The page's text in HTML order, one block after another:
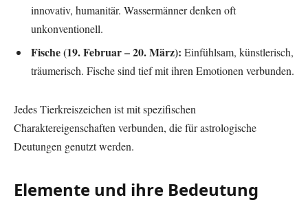
innovativ, humanitär. Wassermänner denken oft
unkonventionell.
Fische (19. Februar – 20. März): Einfühlsam, künstlerisch,
träumerisch. Fische sind tief mit ihren Emotionen verbunden.
Jedes Tierkreiszeichen ist mit spezifischen
Charaktereigenschaften verbunden, die für astrologische
Deutungen genutzt werden.
Elemente und ihre Bedeutung